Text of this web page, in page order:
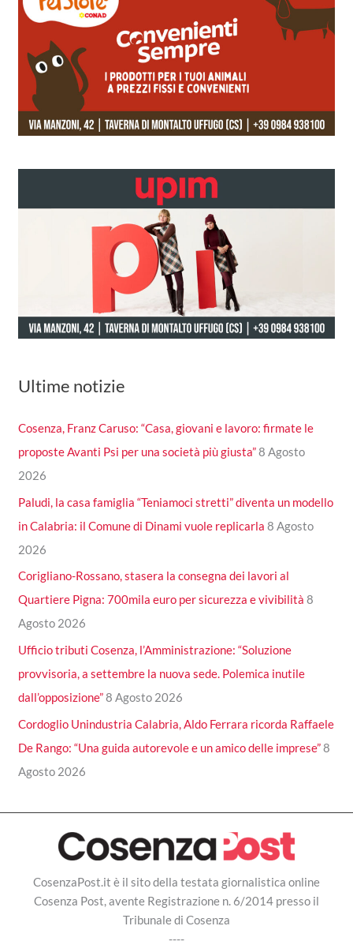
Ultime notizie
Cosenza, Franz Caruso: “Casa, giovani e lavoro: firmate le
proposte Avanti Psi per una società più giusta”8 Agosto
2026
Paludi, la casa famiglia “Teniamoci stretti” diventa un modello
in Calabria: il Comune di Dinami vuole replicarla 8 Agosto
2026
Corigliano-Rossano, stasera la consegna dei lavori al
Quartiere Pigna: 700mila euro per sicurezza e vivibilità 8
Agosto 2026
Ufficio tributi Cosenza, l’Amministrazione: “Soluzione
provvisoria, a settembre la nuova sede. Polemica inutile
dall’opposizione”8 Agosto 2026
Cordoglio Unindustria Calabria, Aldo Ferrara ricorda Raffaele
De Rango: “Una guida autorevole e un amico delle imprese”8
Agosto 2026
CosenzaPost.it è il sito della testata giornalistica online
Cosenza Post, avente Registrazione n. 6/2014 presso il
Tribunale di Cosenza